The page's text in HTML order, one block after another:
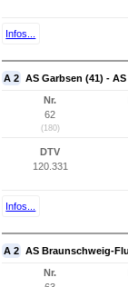
Infos...
A 2 AS Garbsen (41) -
Nr.
62
(180)
DTV
120.331
Infos...
A 2 AS Braunschweig-
Nr.